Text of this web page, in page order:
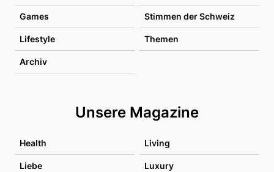
Games Stimmen der Schweiz
Lifestyle Themen
Archiv
Unsere Magazine
Health Living
Liebe Luxury